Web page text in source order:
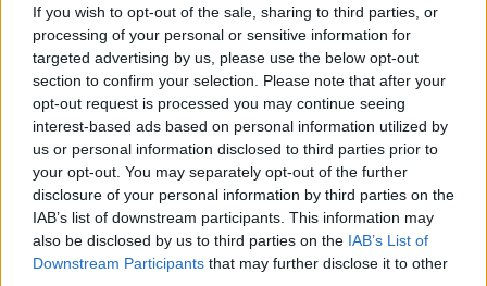
If you wish to opt-out of the sale, sharing to third parties, or
processing of your personal or sensitive information for
targeted advertising by us, please use the below opt-out
section to confirm your selection. Please note that after your
opt-out request is processed you may continue seeing
interest-based ads based on personal information utilized by
us or personal information disclosed to third parties prior to
your opt-out. You may separately opt-out of the further
disclosure of your personal information by third parties on the
IAB’s list of downstream participants. This information may
also be disclosed by us to third parties on the IAB’s List of
Downstream Participants that may further disclose it to other
Mehr Artikel
Gerade In
Vorschau auf die 6. Etappe der Tour de France
Femmes 2026: Profile, Favoritinnen und Prognosen
– Kommt es zum GC-Beben an einem explosiven
Renntag?
Aug 05, 22:57
Tour de France Femmes 2026: Gesamtwertung nach
der 5. Etappe – Ferrand-Prévot fünf Minuten hinter